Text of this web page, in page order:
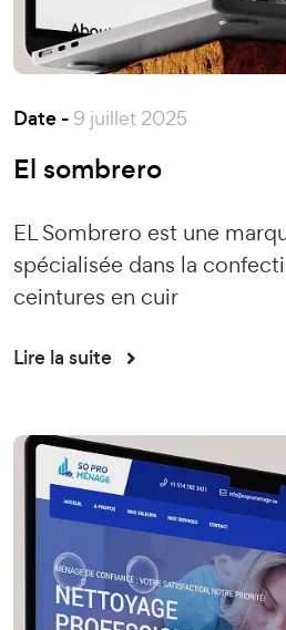
Date - 9 juillet 2025
El sombrero
EL Sombrero est une
spécialisée dans la
ceintures en cuir
Lire la suite